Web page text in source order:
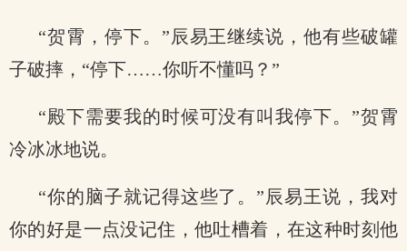
“贺霄，停下。”辰易王继续说，他有些破罐
子破摔，“停下……你听不懂吗？”
“殿下需要我的时候可没有叫我停下。”贺霄
冷冰冰地说。
“你的脑子就记得这些了。”辰易王说，我对
你的好是一点没记住，他吐槽着，在这种时刻他